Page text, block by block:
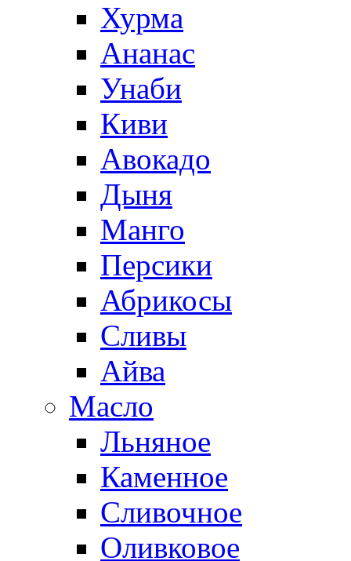
Хурма
Ананас
Унаби
Киви
Авокадо
Дыня
Манго
Персики
Абрикосы
Сливы
Айва
Масло
Льняное
Каменное
Сливочное
Оливковое